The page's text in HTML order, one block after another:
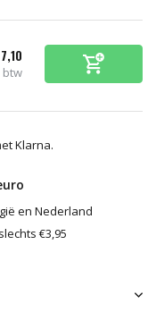
7,10
btw
Klarna.
en Nederland
€3,95